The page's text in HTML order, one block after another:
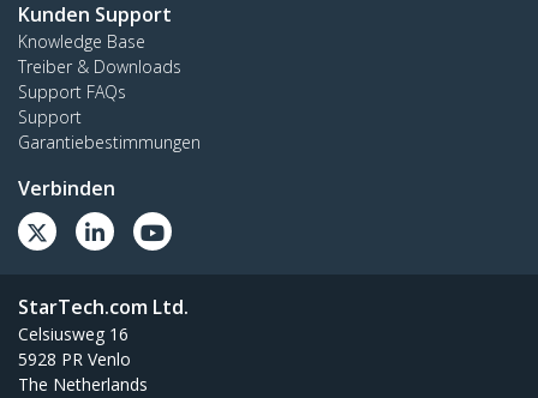
Kunden Support
Knowledge Base
Treiber & Downloads
Support FAQs
Support
Garantiebestimmungen
Verbinden
StarTech.com Ltd.
Celsiusweg 16
5928 PR Venlo
The Netherlands